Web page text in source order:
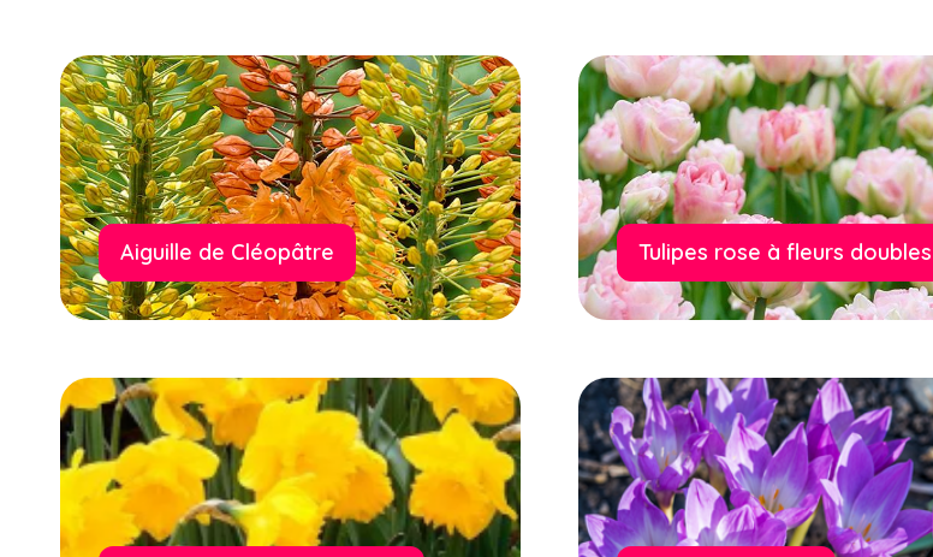
Aiguille de Cléopâtre Tulipes rose à fleurs doubles